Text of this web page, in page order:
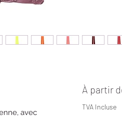
avec
À partir
TVA Incluse